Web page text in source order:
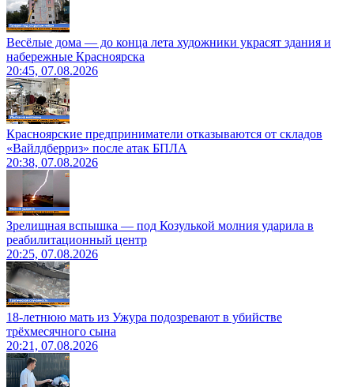
Весёлые дома — до конца лета художники украсят здания и
набережные Красноярска
20:45, 07.08.2026
Красноярские предприниматели отказываются от складов
«Вайлдберриз» после атак БПЛА
20:38, 07.08.2026
Зрелищная вспышка — под Козулькой молния ударила в
реабилитационный центр
20:25, 07.08.2026
18-летнюю мать из Ужура подозревают в убийстве
трёхмесячного сына
20:21, 07.08.2026